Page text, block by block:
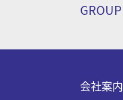
GROUP
会社案内